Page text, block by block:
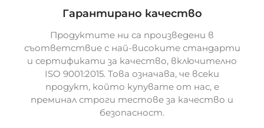
Гарантирано качество
Продуктите ни са произведени в
съответствие с най-високите стандарти
и сертификати за качество, включително
ISO 9001:2015. Това означава, че всеки
продукт, който купувате от нас, е
преминал строги тестове за качество и
безопасност.